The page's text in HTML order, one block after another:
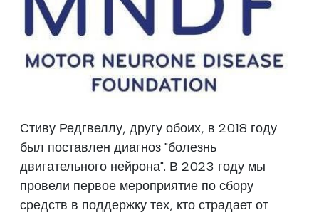
Стиву Редгвеллу, другу обоих, в 2018 году
был поставлен диагноз "болезнь
двигательного нейрона". В 2023 году мы
провели первое мероприятие по сбору
средств в поддержку тех, кто страдает от